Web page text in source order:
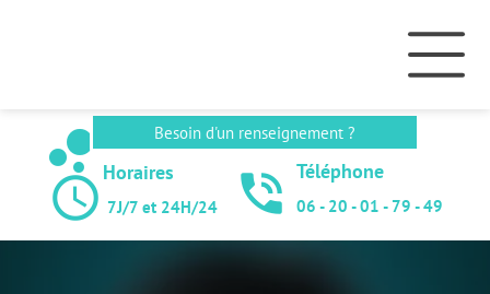
bubble_chart Besoin d'un renseignement ?
query_builder Horaires
7J/7 et 24H/24 phone_in_talk Téléphone
06 - 20 - 01 - 79 - 49